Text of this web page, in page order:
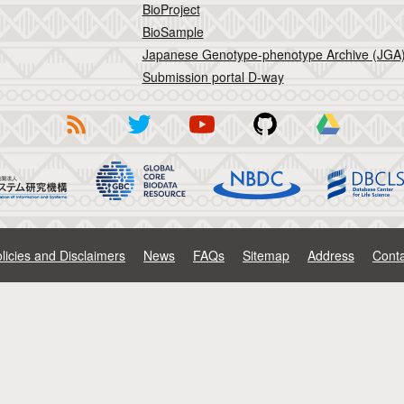
BioProject
BioSample
Japanese Genotype-phenotype Archive
Submission portal D-way
and Disclaimers News FAQs Sitemap Address